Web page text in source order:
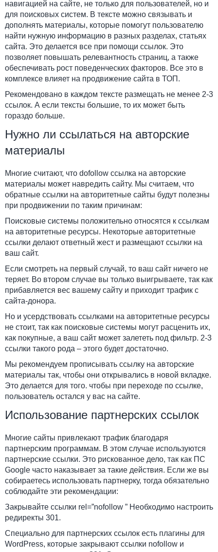
навигацией на сайте, не только для пользователей, но и
для поисковых систем. В тексте можно связывать и
дополнять материалы, которые помогут пользователю
найти нужную информацию в разных разделах, статьях
сайта. Это делается все при помощи ссылок. Это
позволяет повышать релевантность страниц, а также
обеспечивать рост поведенческих факторов. Все это в
комплексе влияет на продвижение сайта в ТОП.
Рекомендовано в каждом тексте размещать не менее 2-3
ссылок. А если тексты большие, то их может быть
гораздо больше.
Нужно ли ссылаться на авторские
материалы
Многие считают, что dofollow ссылка на авторские
материалы может навредить сайту. Мы считаем, что
обратные ссылки на авторитетные сайты будут полезны
при продвижении по таким причинам:
Поисковые системы положительно относятся к ссылкам
на авторитетные ресурсы. Некоторые авторитетные
ссылки делают ответный жест и размещают ссылки на
ваш сайт.
Если смотреть на первый случай, то ваш сайт ничего не
теряет. Во втором случае вы только выигрываете, так как
прибавляется вес вашему сайту и приходит трафик с
сайта-донора.
Но и усердствовать ссылками на авторитетные ресурсы
не стоит, так как поисковые системы могут расценить их,
как покупные, а ваш сайт может залететь под фильтр. 2-3
ссылки такого рода – этого будет достаточно.
Мы рекомендуем прописывать ссылку на авторские
материалы так, чтобы они открывались в новой вкладке.
Это делается для того. чтобы при переходе по ссылке,
пользователь остался у вас на сайте.
Использование партнерских ссылок
Многие сайты привлекают трафик благодаря
партнерским программам. В этом случае используются
партнерские ссылки. Это рискованное дело, так как ПС
Google часто наказывает за такие действия. Если же вы
собираетесь использовать партнерку, тогда обязательно
соблюдайте эти рекомендации:
Закрывайте ссылки rel=”nofollow ” Необходимо настроить
редиректы 301.
Специально для партнерских ссылок есть плагины для
WordPress, которые закрывают ссылки nofollow и